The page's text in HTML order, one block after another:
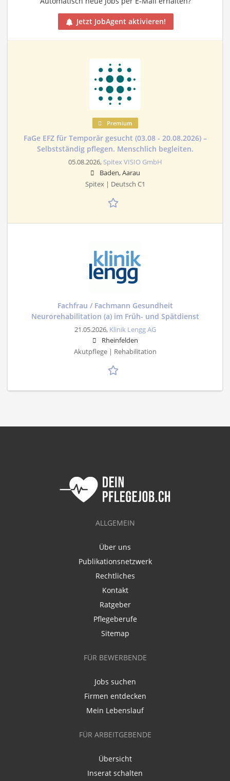
Jetzt JobAgent aktivieren!
Premium
FaGe EFZ für Temporär gesucht (03.08 - 20.08.2026) –
Selbstständig pflegen. Menschlich begleiten.
05.08.2026, Spitex VISIO GmbH
Baden, Aarau
Spitex | Deutsch C1
Fachfrau / Fachmann Gesundheit
Neurorehabilitation (a) im Früh- und Spätdienst
21.05.2026, Klinik Lengg AG
Rheinfelden
Akutpflege | Rehabilitation
ALLGEMEIN
Über uns
Publikationsnetzwerk
Rechtliches
Kontakt
Ratgeber
Pflegeberufe
Sitemap
FÜR BEWERBENDE
Jobs suchen
Firmen entdecken
Mein Lebenslauf
FÜR ARBEITGEBENDE
Übersicht
Inserat schalten